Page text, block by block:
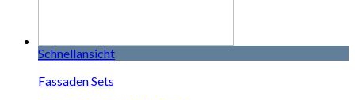
Schnellansicht
Fassaden Sets